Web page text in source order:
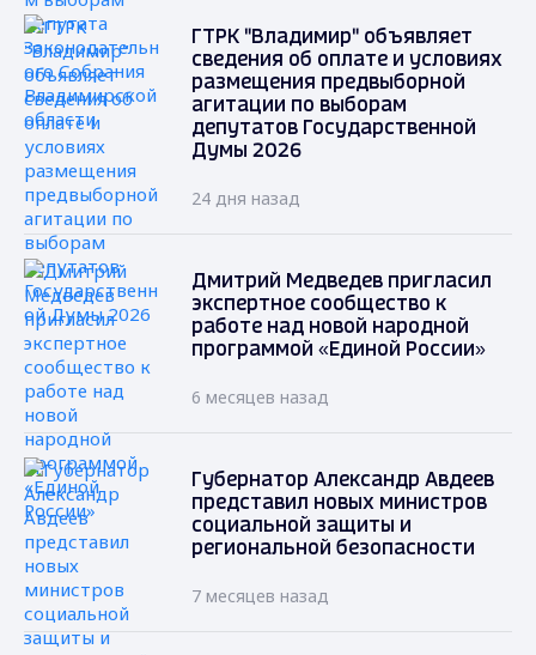
ГТРК "Владимир" объявляет
сведения об оплате и условиях
размещения предвыборной
агитации по выборам
депутатов Государственной
Думы 2026
24 дня назад
Дмитрий Медведев пригласил
экспертное сообщество к
работе над новой народной
программой «Единой России»
6 месяцев назад
Губернатор Александр Авдеев
представил новых министров
социальной защиты и
региональной безопасности
7 месяцев назад